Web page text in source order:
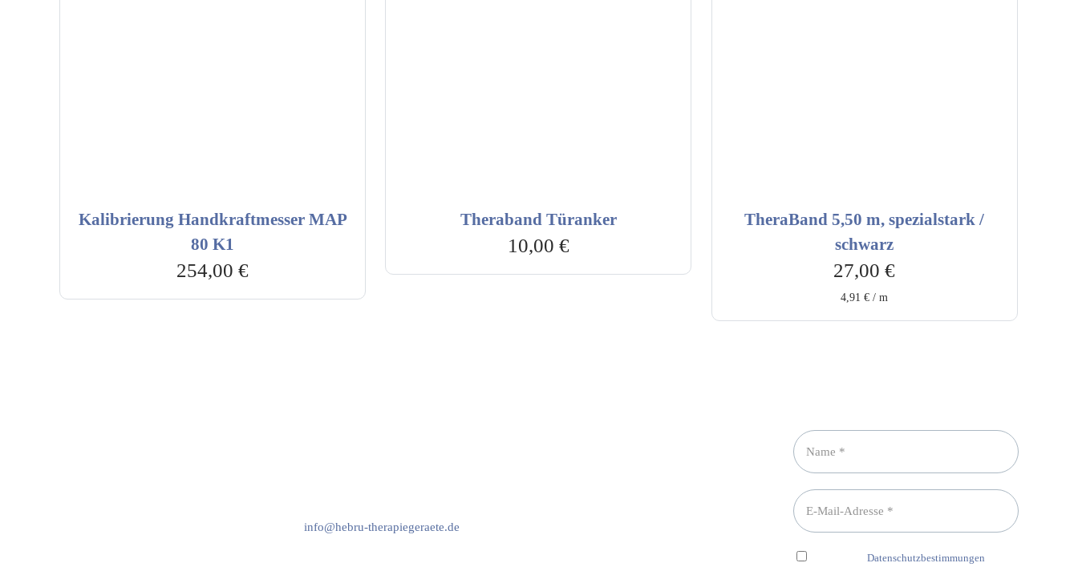
Kalibrierung Handkraftmesser MAP
80 K1
254,00€
Theraband Türanker
10,00 €
TheraBand 5,50 m, spezialstark /
schwarz
27,00€
4,91€ /m
info@hebru-therapiegeraete.de
Datenschutzbestimmungen